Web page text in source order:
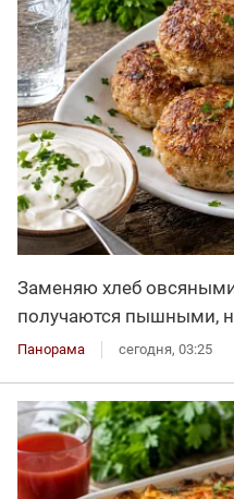
Заменяю хлеб
получаются пышными,
Панорама сегодня, 03:25